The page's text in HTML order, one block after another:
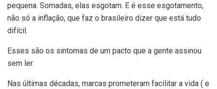
pequena. Somadas, elas esgotam. E é esse esgotamento,
não só a inflação, que faz o brasileiro dizer que está tudo
difícil.
Esses são os sintomas de um pacto que a gente assinou
sem ler.
Nas últimas décadas, marcas prometeram facilitar a vida ( e